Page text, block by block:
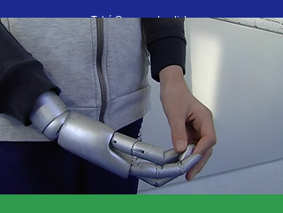
Tohé Commaret, artiste